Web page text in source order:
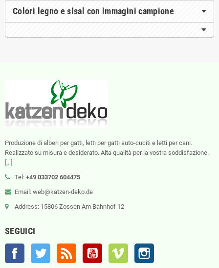
Colori legno e sisal con immagini campione
Produzione di alberi per gatti, letti per gatti auto-cuciti e letti per cani.
Realizzato su misura e desiderato. Alta qualità per la vostra soddisfazione.
[...]
Tel: +49 033702 604475
Email: web@katzen-deko.de
Address: 15806 Zossen Am Bahnhof 12
SEGUICI
Facebook Twitter YouTube Vimeo